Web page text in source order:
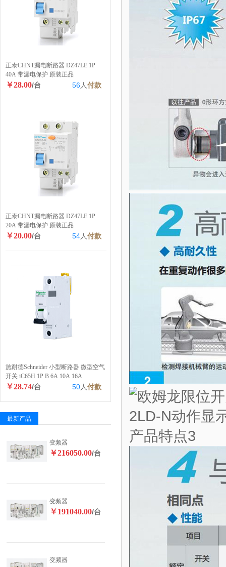
正泰CHNT漏电断路器 DZ47LE 1P
40A 带漏电保护 原装正品
￥28.00/台 56人付款
正泰CHNT漏电断路器 DZ47LE 1P
20A 带漏电保护 原装正品
￥20.00/台 54人付款
施耐德Schneider 小型断路器 微型空气
开关 iC65H 1P B 6A 10A 16A
￥28.74/台 50人付款
最新产品
变频器
￥216050.00/台
变频器
￥191040.00/台
变频器